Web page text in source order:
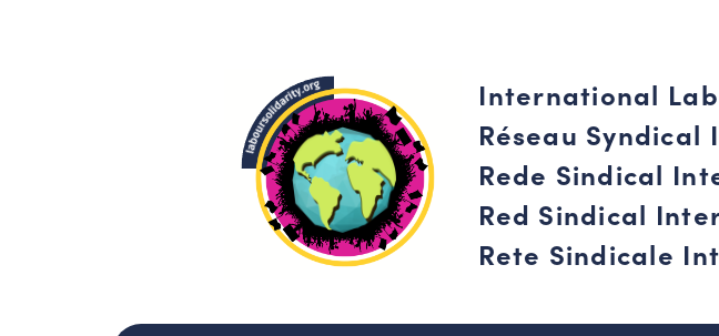
International
Réseau
Rede Sindical
Red Sindical
Rete Sindicale